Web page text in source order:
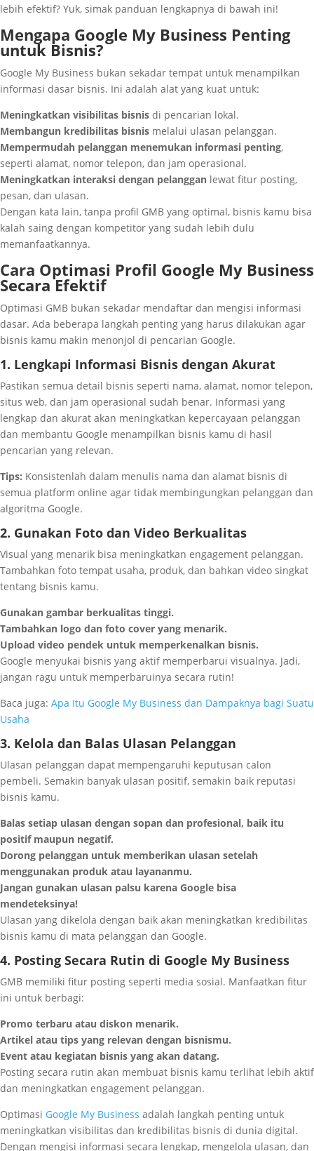
lebih efektif? Yuk, simak panduan lengkapnya di bawah ini!
Mengapa Google My Business Penting
untuk Bisnis?
Google My Business bukan sekadar tempat untuk menampilkan
informasi dasar bisnis. Ini adalah alat yang kuat untuk:
Meningkatkan visibilitas bisnis di pencarian lokal.
Membangun kredibilitas bisnis melalui ulasan pelanggan.
Mempermudah pelanggan menemukan informasi penting,
seperti alamat, nomor telepon, dan jam operasional.
Meningkatkan interaksi dengan pelanggan lewat fitur posting,
pesan, dan ulasan.
Dengan kata lain, tanpa profil GMB yang optimal, bisnis kamu bisa
kalah saing dengan kompetitor yang sudah lebih dulu
memanfaatkannya.
Cara Optimasi Profil Google My Business
Secara Efektif
Optimasi GMB bukan sekadar mendaftar dan mengisi informasi
dasar. Ada beberapa langkah penting yang harus dilakukan agar
bisnis kamu makin menonjol di pencarian Google.
1. Lengkapi Informasi Bisnis dengan Akurat
Pastikan semua detail bisnis seperti nama, alamat, nomor telepon,
situs web, dan jam operasional sudah benar. Informasi yang
lengkap dan akurat akan meningkatkan kepercayaan pelanggan
dan membantu Google menampilkan bisnis kamu di hasil
pencarian yang relevan.
Tips: Konsistenlah dalam menulis nama dan alamat bisnis di
semua platform online agar tidak membingungkan pelanggan dan
algoritma Google.
2. Gunakan Foto dan Video Berkualitas
Visual yang menarik bisa meningkatkan engagement pelanggan.
Tambahkan foto tempat usaha, produk, dan bahkan video singkat
tentang bisnis kamu.
Gunakan gambar berkualitas tinggi.
Tambahkan logo dan foto cover yang menarik.
Upload video pendek untuk memperkenalkan bisnis.
Google menyukai bisnis yang aktif memperbarui visualnya. Jadi,
jangan ragu untuk memperbaruinya secara rutin!
Baca juga: Apa Itu Google My Business dan Dampaknya bagi Suatu
Usaha
3. Kelola dan Balas Ulasan Pelanggan
Ulasan pelanggan dapat mempengaruhi keputusan calon
pembeli. Semakin banyak ulasan positif, semakin baik reputasi
bisnis kamu.
Balas setiap ulasan dengan sopan dan profesional, baik itu
positif maupun negatif.
Dorong pelanggan untuk memberikan ulasan setelah
menggunakan produk atau layananmu.
Jangan gunakan ulasan palsu karena Google bisa
mendeteksinya!
Ulasan yang dikelola dengan baik akan meningkatkan kredibilitas
bisnis kamu di mata pelanggan dan Google.
4. Posting Secara Rutin di Google My Business
GMB memiliki fitur posting seperti media sosial. Manfaatkan fitur
ini untuk berbagi:
Promo terbaru atau diskon menarik.
Artikel atau tips yang relevan dengan bisnismu.
Event atau kegiatan bisnis yang akan datang.
Posting secara rutin akan membuat bisnis kamu terlihat lebih aktif
dan meningkatkan engagement pelanggan.
Optimasi Google My Business adalah langkah penting untuk
meningkatkan visibilitas dan kredibilitas bisnis di dunia digital.
Dengan mengisi informasi secara lengkap, mengelola ulasan, dan